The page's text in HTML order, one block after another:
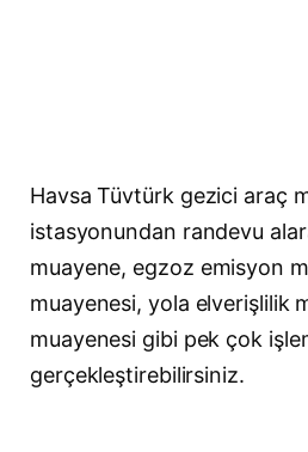
Havsa Tüvtürk gezici araç
istasyonundan randevu
muayene, egzoz emisyon
muayenesi, yola elverişlilik
muayenesi gibi pek çok
gerçekleştirebilirsiniz.